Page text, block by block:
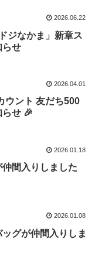
2026.06.22
ジなかま」新章ス
らせ
2026.04.01
ウント 友だち500
せ 🎉
2026.01.18
間入りしました
2026.01.08
グが仲間入りしま